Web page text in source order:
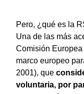
Pero, ¿qué es la
Una de las más
Comisión Europea
marco europeo
2001), que
voluntaria, por